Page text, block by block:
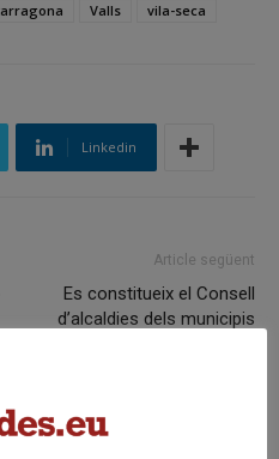
Valls vila-seca
Linkedin
Article següent
Es constitueix el Consell
d’alcaldies dels municipis